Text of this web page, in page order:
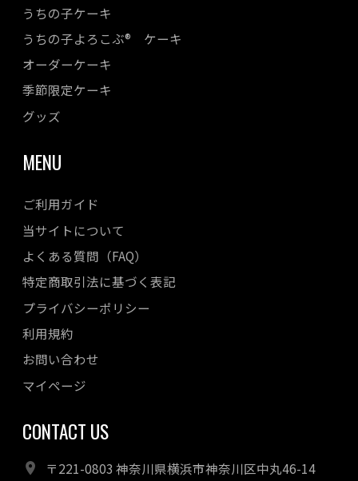
2023年06月
2023年05月
2023年04月
2023年03月
2023年02月
2022年12月
2022年10月
2022年08月
2022年07月
2022年06月
2022年05月
2022年04月
うちの子ケーキ
うちの子よろこぶ® ケーキ
オーダーケーキ
季節限定ケーキ
グッズ
MENU
ご利用ガイド
当サイトについて
よくある質問（FAQ）
特定商取引法に基づく表記
プライバシーポリシー
利用規約
お問い合わせ
マイページ
CONTACT US
〒221-0803 神奈川県横浜市神奈川区中丸46-14